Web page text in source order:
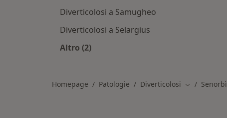
Diverticolosi a Samugheo
Diverticolosi a Selargius
Altro (2)
Homepage Patologie Diverticolosi Cambia città
Senorbì